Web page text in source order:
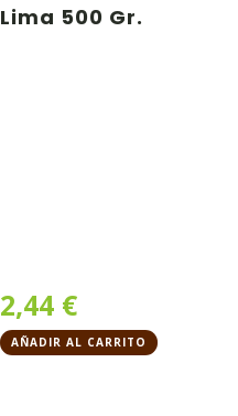
Lima 500 Gr.
2,44 €
AÑADIR AL CARRITO